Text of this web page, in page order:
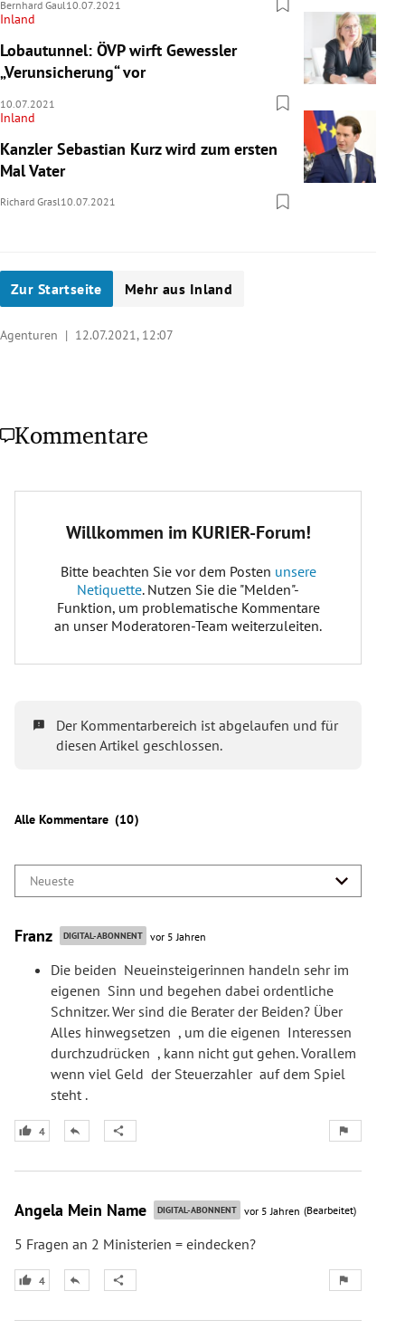
Bernhard Gaul 10.07.2021
Inland
Lobautunnel: ÖVP wirft Gewessler
„Verunsicherung“ vor
10.07.2021
Inland
Kanzler Sebastian Kurz wird zum ersten
Mal Vater
Richard Grasl10.07.2021
Zur Startseite Mehr aus Inland
Agenturen | 12.07.2021, 12:07
Kommentare